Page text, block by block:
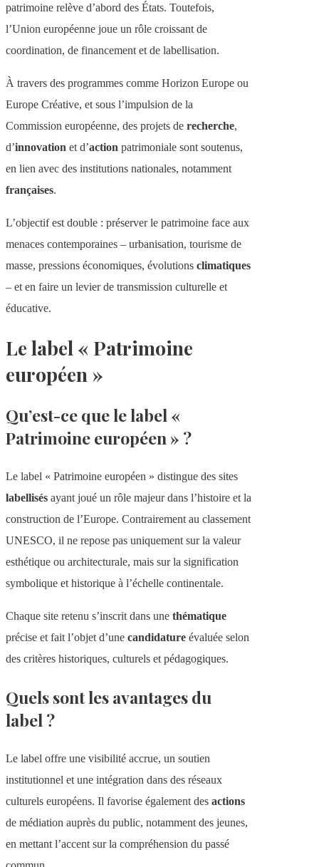
patrimoine relève d’abord des États. Toutefois,
l’Union européenne joue un rôle croissant de
coordination, de financement et de labellisation.
À travers des programmes comme Horizon Europe ou
Europe Créative, et sous l’impulsion de la
Commission européenne, des projets de recherche,
d’innovation et d’action patrimoniale sont soutenus,
en lien avec des institutions nationales, notamment
françaises.
L’objectif est double : préserver le patrimoine face aux
menaces contemporaines – urbanisation, tourisme de
masse, pressions économiques, évolutions climatiques
– et en faire un levier de transmission culturelle et
éducative.
Le label « Patrimoine
européen »
Qu’est-ce que le label «
Patrimoine européen » ?
Le label « Patrimoine européen » distingue des sites
labellisés ayant joué un rôle majeur dans l’histoire et la
construction de l’Europe. Contrairement au classement
UNESCO, il ne repose pas uniquement sur la valeur
esthétique ou architecturale, mais sur la signification
symbolique et historique à l’échelle continentale.
Chaque site retenu s’inscrit dans une thématique
précise et fait l’objet d’une candidature évaluée selon
des critères historiques, culturels et pédagogiques.
Quels sont les avantages du
label ?
Le label offre une visibilité accrue, un soutien
institutionnel et une intégration dans des réseaux
culturels européens. Il favorise également des actions
de médiation auprès du public, notamment des jeunes,
en mettant l’accent sur la compréhension du passé